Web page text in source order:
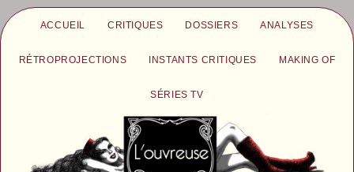
ACCUEIL CRITIQUES DOSSIERS ANALYSES
RÉTROPROJECTIONS INSTANTS CRITIQUES MAKING OF
SÉRIES TV